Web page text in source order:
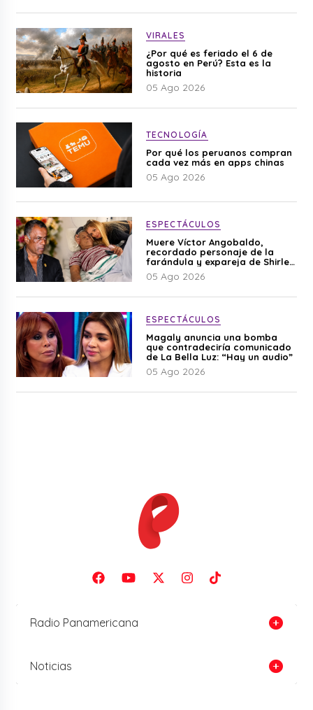
VIRALES
¿Por qué es feriado el 6 de
agosto en Perú? Esta es la
historia
05 Ago 2026
TECNOLOGÍA
Por qué los peruanos compran
cada vez más en apps chinas
05 Ago 2026
ESPECTÁCULOS
Muere Víctor Angobaldo,
recordado personaje de la
farándula y expareja de Shirley
Cherres
05 Ago 2026
ESPECTÁCULOS
Magaly anuncia una bomba
que contradeciría comunicado
de La Bella Luz: “Hay un audio”
05 Ago 2026
Radio Panamericana
Noticias